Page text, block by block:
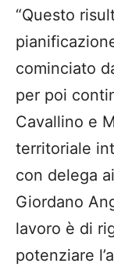
“Questo
cominciato
per poi
Cavallino e
territoriale
con delega
Giordano
lavoro è di
potenziare